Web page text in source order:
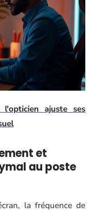
l'opticien ajuste ses
et
au poste
la fréquence de